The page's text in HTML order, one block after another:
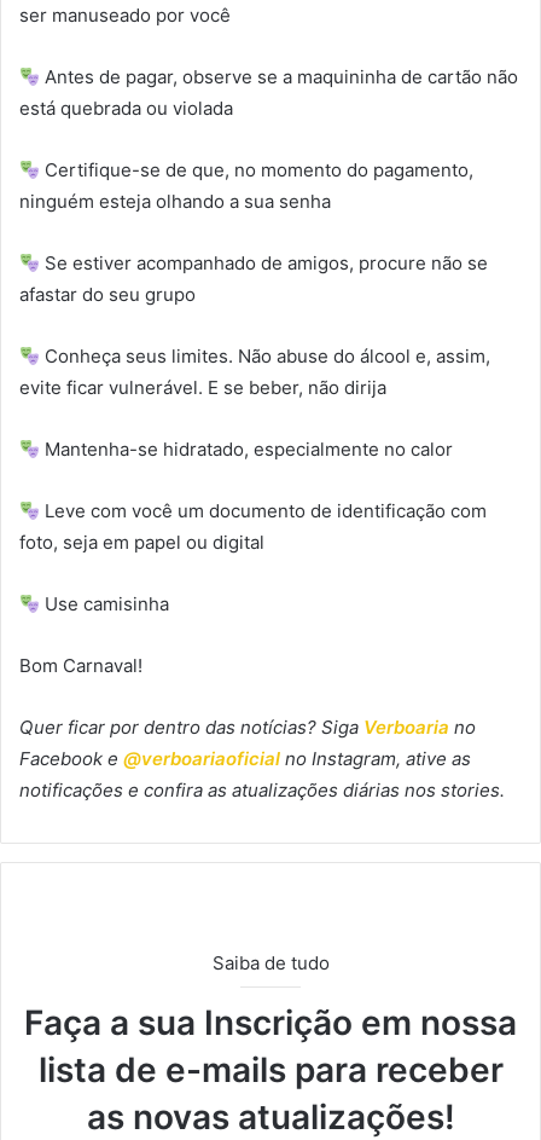
ser manuseado por você
Antes de pagar, observe se a maquininha de cartão não
está quebrada ou violada
Certifique-se de que, no momento do pagamento,
ninguém esteja olhando a sua senha
Se estiver acompanhado de amigos, procure não se
afastar do seu grupo
Conheça seus limites. Não abuse do álcool e, assim,
evite ficar vulnerável. E se beber, não dirija
Mantenha-se hidratado, especialmente no calor
Leve com você um documento de identificação com
foto, seja em papel ou digital
Use camisinha
Bom Carnaval!
Quer ficar por dentro das notícias? Siga Verboaria no
Facebook e @verboariaoficial no Instagram, ative as
notificações e confira as atualizações diárias nos stories.
Saiba de tudo
Faça a sua Inscrição em nossa
lista de e-mails para receber
as novas atualizações!